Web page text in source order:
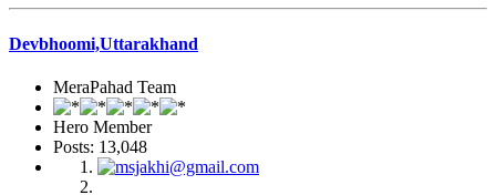
Devbhoomi,Uttarakhand
MeraPahad Team
Hero Member
Posts: 13,048